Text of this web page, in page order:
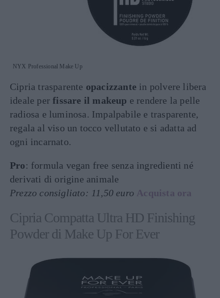
NYX Professional Make Up
Cipria trasparente opacizzante in polvere libera
ideale perfissare il makeup e rendere la pelle
radiosa e luminosa. Impalpabile e trasparente,
regala al viso un tocco vellutato e si adatta ad
ogni incarnato.
Pro: formula vegan free senza ingredienti né
derivati di origine animale
Prezzo consigliato: 11,50 euro Acquista ora
Cipria Compatta Ultra HD Finishing
Powder di Make Up For Ever